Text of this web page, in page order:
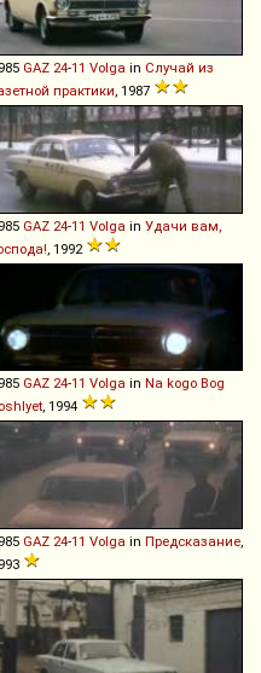
GAZ 24-11 Volga in Случай из
практики , 1987
GAZ 24-11 Volga in Удачи вам,
, 1992
GAZ 24-11 Volga in Na kogo Bog
, 1994
GAZ 24-11 Volga in Предсказание,